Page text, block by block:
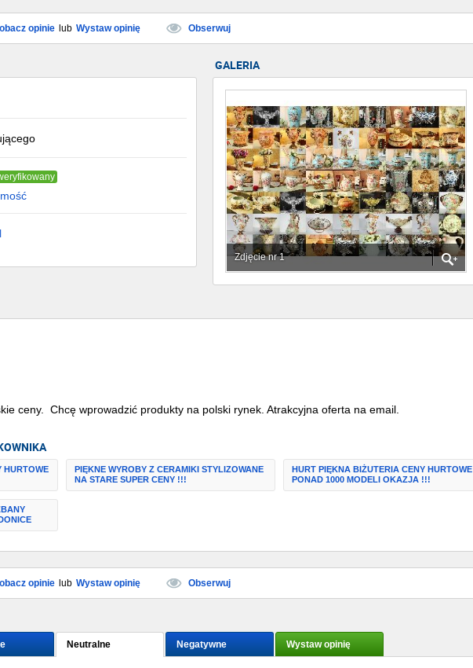
opinie lub Wystaw opinię Obserwuj
GALERIA
Zdjęcie nr 1
ceny. Chcę wprowadzić produkty na polski rynek. Atrakcyjna oferta na email.
PIĘKNE WYROBY Z CERAMIKI STYLIZOWANE
NA STARE SUPER CENY !!!
HURT PIĘKNA BIŻUTERIA CENY HURTOWE
PONAD 1000 MODELI OKAZJA !!!
opinie lub Wystaw opinię Obserwuj
Neutralne Negatywne Wystaw opinię